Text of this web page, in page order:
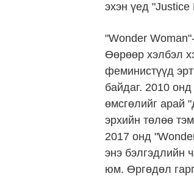
эхэн үед
"Wonder
Өөрөөр хэлбэл
феминистүүд
байдаг. 2010
өмсгөлийг арай
эрхийн төлөө
2017 онд
энэ бэлгэдлийн
юм. Өргөдөл